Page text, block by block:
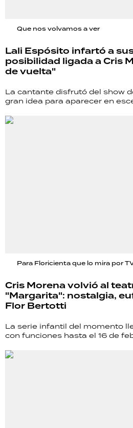
Que nos volvamos a ver
Lali Espósito infartó a
posibilidad ligada a Cris
de vuelta"
La cantante disfrutó del show
gran idea para aparecer en
Para Floricienta que lo mira por
Cris Morena volvió al
"Margarita": nostalgia,
Flor Bertotti
La serie infantil del momento
con funciones hasta el 16 de